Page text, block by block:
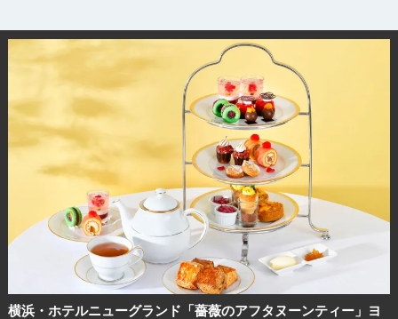
横浜・ホテルニューグランド「薔薇のアフタヌーンティー」ヨ